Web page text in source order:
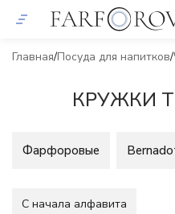
Главная Посуда для напитков
КРУЖКИ
Фарфоровые
C начала алфавита